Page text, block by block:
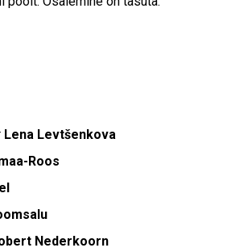
Lena Levtšenkova
Roos
Nederkoorn